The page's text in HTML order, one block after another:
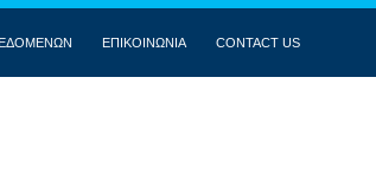
ΕΠΙΚΟΙΝΩΝΙΑ CONTACT US